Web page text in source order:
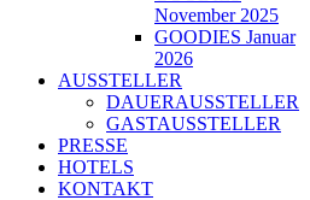
November 2025
GOODIES Januar
2026
AUSSTELLER
DAUERAUSSTELLER
GASTAUSSTELLER
PRESSE
HOTELS
KONTAKT